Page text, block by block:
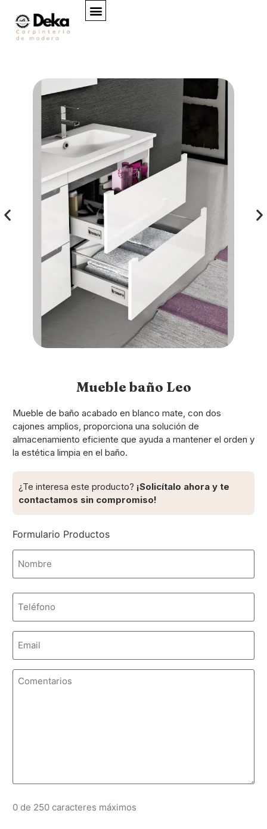
Mueble baño Leo
Mueble de baño acabado en blanco mate, con dos
cajones amplios, proporciona una solución de
almacenamiento eficiente que ayuda a mantener el orden y
la estética limpia en el baño.
¿Te interesa este producto? ¡Solicítalo ahora y te
contactamos sin compromiso!
Formulario Productos
Teléfono
Email
Comentarios
0 de 250 caracteres máximos